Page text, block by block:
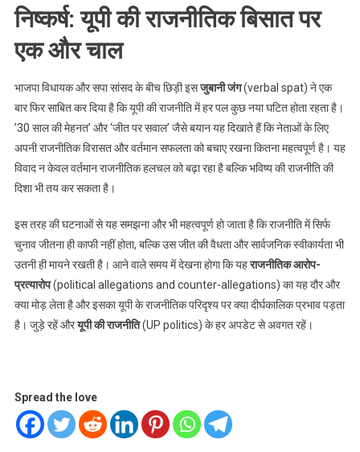
निष्कर्ष: यूपी की राजनीतिक बिसात पर
एक और चाल
भाजपा विधायक और सपा सांसद के बीच छिड़ी इसजुबानी जंग(verbal spat) ने एक
बार फिर साबित कर दिया है कि यूपी की राजनीति में हर पल कुछ नया घटित होता रहता है।
’30 साल की मेहनत’ और ‘जीत पर सवाल’ जैसे बयान यह दिखाते हैं कि नेताओं के लिए
अपनी राजनीतिक विरासत और वर्तमान सफलता को बचाए रखना कितना महत्वपूर्ण है। यह
विवाद न केवल वर्तमान राजनीतिक हलचल को बढ़ा रहा है बल्कि भविष्य की राजनीति की
दिशा भी तय कर सकता है।
इस तरह की घटनाओं से यह समझना और भी महत्वपूर्ण हो जाता है कि राजनीति में सिर्फ
चुनाव जीतना ही काफी नहीं होता, बल्कि उस जीत की वैधता और सार्वजनिक स्वीकार्यता भी
उतनी ही मायने रखती है। आने वाले समय में देखना होगा कि यहराजनीतिक आरोप-
प्रत्यारोप(political allegations and counter-allegations) का यह दौर और
क्या मोड़ लेता है और इसका यूपी के राजनीतिक परिदृश्य पर क्या दीर्घकालिक प्रभाव पड़ता
है। जुड़े रहें औरयूपी की राजनीति(UP politics) के हर अपडेट से अवगत रहें।
Spread the love